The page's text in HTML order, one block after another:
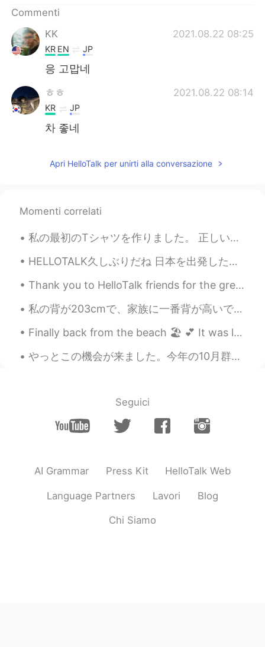
Commenti
KK
2021.08.22 08:25
KR EN JP
응 고맙네
ㅎㅎ 2021.08.22 08:14
KR JP
차 좋네
Apri HelloTalk per unirti alla conversazione
Momenti correlati
私の最初のTシャツを作りました。 正しいだといいです😅 "心が痛い" そして絵を描きました🖤✨ たくさん色々物を作ってみている。 私は本来あるべき勉強をしていない。 I made my fir...
HELLOTALK久しぶりだね 日本を出発したので、HELLOTALKを使用しませんでした。おれは悲しかった。東京、福岡、長崎、広島、大阪、奈良、神戸、名古屋、岐阜を訪れました。 たくさんの新し...
Thank you to HelloTalk friends for the green tomato pickled recipe. It’s delicious 😋 We grew dai...
私の背が203cmで、家族に一番背が高いですよ！ いええ、バスケットボールをしません笑。😱 人は私にそれをいつも尋ねていますが、今慣れますした。😂 また、これは日本語で私の一番長いポストだと...
Finally back from the beach 🏖 💕 It was lovely, but good to be home!! And I finally h...
やっとこの機会が来ました。今年の10月群馬県で英語教師になることになりました。応援してくれる方たくさん居てすごく感謝してます。ありがとうございました。これから日本でALTの仕事を頑張って私の住ん...
Seguici
AI Grammar Press Kit HelloTalk Web
Language Partners Lavori Blog
Chi Siamo